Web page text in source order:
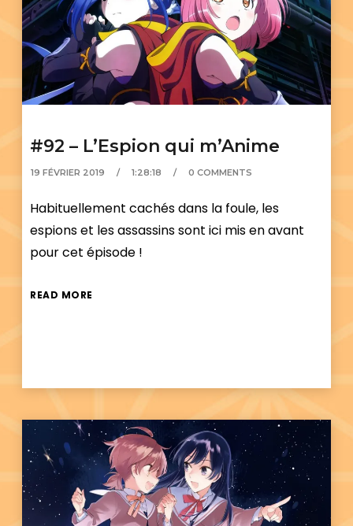
#92 – L’Espion qui m’Anime
19 FÉVRIER 2019 1:28:18 0 COMMENTS
Habituellement cachés dans la foule, les
espions et les assassins sont ici mis en avant
pour cet épisode !
READ MORE